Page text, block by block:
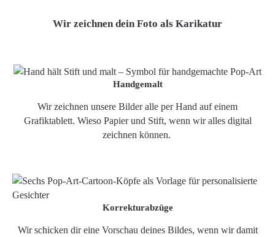
Wir zeichnen dein Foto als Karikatur
Handgemalt
Wir zeichnen unsere Bilder alle per Hand auf einem
Grafiktablett. Wieso Papier und Stift, wenn wir alles digital
zeichnen können.
Korrekturabzüge
Wir schicken dir eine Vorschau deines Bildes, wenn wir damit